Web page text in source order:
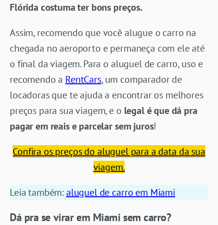
Flórida costuma ter bons preços.
Assim, recomendo que você alugue o carro na
chegada no aeroporto e permaneça com ele até
o final da viagem. Para o aluguel de carro, uso e
recomendo a RentCars, um comparador de
locadoras que te ajuda a encontrar os melhores
preços para sua viagem, e o legal é que dá pra
pagar em reais e parcelar sem juros!
Confira os preços do aluguel para a data da sua
viagem.
Leia também:aluguel de carro em Miami
Dá pra se virar em Miami sem carro?